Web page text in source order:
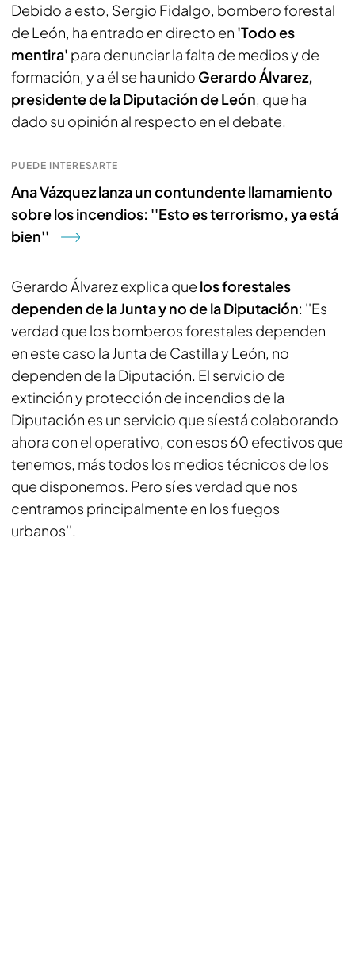
Debido a esto, Sergio Fidalgo, bombero forestal
de León, ha entrado en directo en 'Todo es
mentira' para denunciar la falta de medios y de
formación, y a él se ha unido Gerardo Álvarez,
presidente de la Diputación de León, que ha
dado su opinión al respecto en el debate.
PUEDE INTERESARTE
Ana Vázquez lanza un contundente llamamiento
sobre los incendios: ''Esto es terrorismo, ya está
bien''
Gerardo Álvarez explica que los forestales
dependen de la Junta y no de la Diputación: ''Es
verdad que los bomberos forestales dependen
en este caso la Junta de Castilla y León, no
dependen de la Diputación. El servicio de
extinción y protección de incendios de la
Diputación es un servicio que sí está colaborando
ahora con el operativo, con esos 60 efectivos que
tenemos, más todos los medios técnicos de los
que disponemos. Pero sí es verdad que nos
centramos principalmente en los fuegos
urbanos''.